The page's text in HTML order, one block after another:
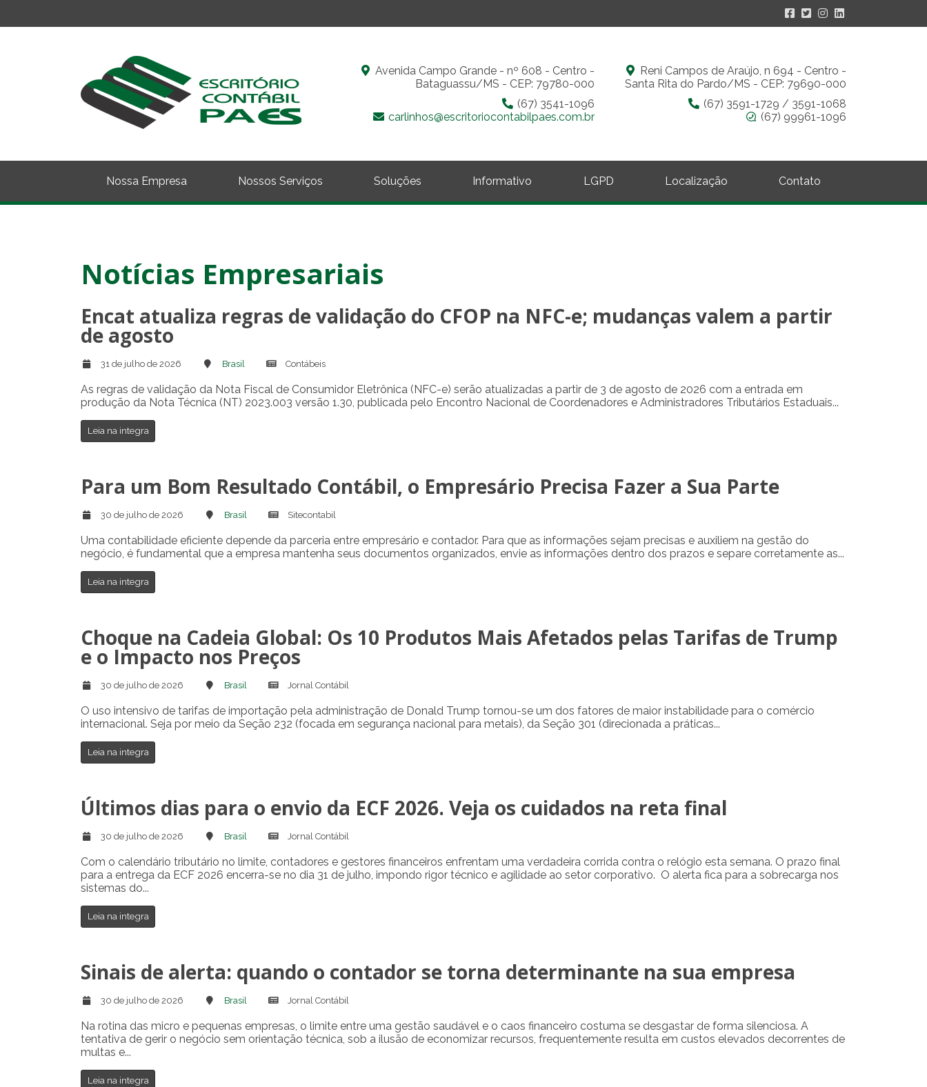
Avenida Campo Grande - nº 608 - Centro -
Bataguassu/MS - CEP: 79780-000
(67) 3541-1096
carlinhos@escritoriocontabilpaes.com.br
Reni Campos de Araújo, n 694 - Centro -
Santa Rita do Pardo/MS - CEP: 79690-000
(67) 3591-1729 / 3591-1068
(67) 99961-1096
Nossa Empresa Nossos Serviços Soluções Informativo LGPD Localização Contato
Notícias Empresariais
Encat atualiza regras de validação do CFOP na NFC-e; mudanças valem a partir
de agosto
31 de julho de 2026 Brasil Contábeis
As regras de validação da Nota Fiscal de Consumidor Eletrônica (NFC-e) serão atualizadas a partir de 3 de agosto de 2026 com a entrada em
produção da Nota Técnica (NT) 2023.003 versão 1.30, publicada pelo Encontro Nacional de Coordenadores e Administradores Tributários Estaduais...
Leia na integra
Para um Bom Resultado Contábil, o Empresário Precisa Fazer a Sua Parte
30 de julho de 2026 Brasil Sitecontabil
Uma contabilidade eficiente depende da parceria entre empresário e contador. Para que as informações sejam precisas e auxiliem na gestão do
negócio, é fundamental que a empresa mantenha seus documentos organizados, envie as informações dentro dos prazos e separe corretamente as...
Leia na integra
Choque na Cadeia Global: Os 10 Produtos Mais Afetados pelas Tarifas de Trump
e o Impacto nos Preços
30 de julho de 2026 Brasil Jornal Contábil
O uso intensivo de tarifas de importação pela administração de Donald Trump tornou-se um dos fatores de maior instabilidade para o comércio
internacional. Seja por meio da Seção 232 (focada em segurança nacional para metais), da Seção 301 (direcionada a práticas...
Leia na integra
Últimos dias para o envio da ECF 2026. Veja os cuidados na reta final
30 de julho de 2026 Brasil Jornal Contábil
Com o calendário tributário no limite, contadores e gestores financeiros enfrentam uma verdadeira corrida contra o relógio esta semana. O prazo final
para a entrega da ECF 2026 encerra-se no dia 31 de julho, impondo rigor técnico e agilidade ao setor corporativo. O alerta fica para a sobrecarga nos
sistemas do...
Leia na integra
Sinais de alerta: quando o contador se torna determinante na sua empresa
30 de julho de 2026 Brasil Jornal Contábil
Na rotina das micro e pequenas empresas, o limite entre uma gestão saudável e o caos financeiro costuma se desgastar de forma silenciosa. A
tentativa de gerir o negócio sem orientação técnica, sob a ilusão de economizar recursos, frequentemente resulta em custos elevados decorrentes de
multas e...
Leia na integra